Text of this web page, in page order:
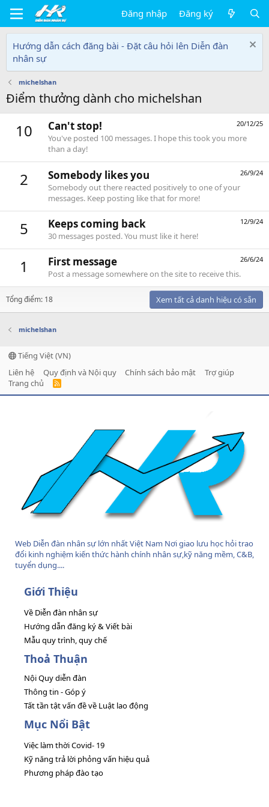
Đăng nhập Đăng ký
Hướng dẫn cách đăng bài - Đặt câu hỏi lên Diễn đàn
nhân sự
michelshan
Điểm thưởng dành cho michelshan
10 20/12/25
Can't stop!
You've posted 100 messages. I hope this took you more
than a day!
2 26/9/24
Somebody likes you
Somebody out there reacted positively to one of your
messages. Keep posting like that for more!
5 12/9/24
Keeps coming back
30 messages posted. You must like it here!
1 26/6/24
First message
Post a message somewhere on the site to receive this.
Tổng điểm: 18 Xem tất cả danh hiệu có sẵn
michelshan
Tiếng Việt (VN)
Liên hệ
Quy định và Nội quy Chính sách bảo mật
Trợ giúp
Trang chủ
R
Web Diễn đàn nhân sự lớn nhất Việt Nam Nơi giao lưu học hỏi trao
đổi kinh nghiệm kiến thức hành chính nhân sự,kỹ năng mềm, C&B,
tuyển dụng....
Giới Thiệu
Về Diễn đàn nhân sự
Hướng dẫn đăng ký & Viết bài
Mẫu quy trình, quy chế
Thoả Thuận
Nội Quy diễn đàn
Thông tin - Góp ý
Tất tần tật vấn đề về Luật lao động
Mục Nổi Bật
Việc làm thời Covid- 19
Kỹ năng trả lời phỏng vấn hiệu quả
Phương pháp đào tạo